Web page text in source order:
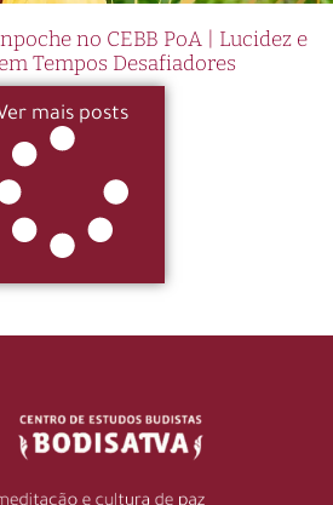
no CEBB PoA | Lucidez e
Tempos Desafiadores
mais posts